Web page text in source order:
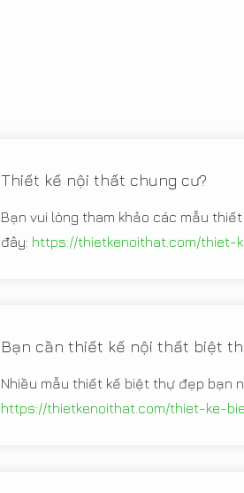
Thiết kế nội thất chung cư?
Bạn vui lòng tham khảo các mẫu
đây: https://thietkenoithat.com/
Bạn cần thiết kế nội thất biệt
Nhiều mẫu thiết kế biệt thự đẹp bạn
https://thietkenoithat.com/thiet-ke-